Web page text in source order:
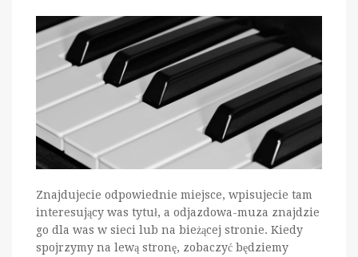
Znajdujecie odpowiednie miejsce, wpisujecie tam
interesujący was tytuł, a odjazdowa-muza znajdzie
go dla was w sieci lub na bieżącej stronie. Kiedy
spojrzymy na lewą stronę, zobaczyć będziemy